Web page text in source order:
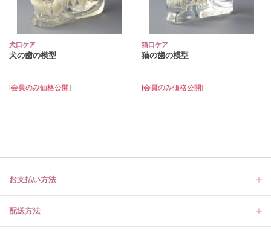
犬口ケア
犬の歯の模型
[会員のみ価格公開]
猫口ケア
猫の歯の模型
[会員のみ価格公開]
お支払い方法
配送方法